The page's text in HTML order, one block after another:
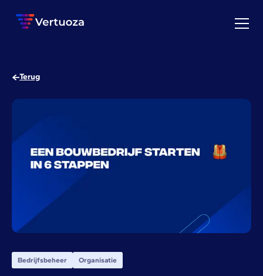
Terug
Bedrijfsbeheer Organisatie